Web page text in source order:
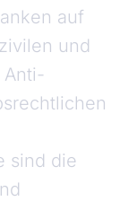
auf
und
Anti-
sind die